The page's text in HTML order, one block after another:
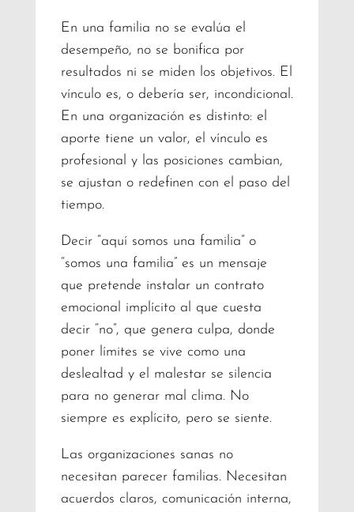
En una familia no se evalúa el
desempeño, no se bonifica por
resultados ni se miden los objetivos. El
vínculo es, o debería ser, incondicional.
En una organización es distinto: el
aporte tiene un valor, el vínculo es
profesional y las posiciones cambian,
se ajustan o redefinen con el paso del
tiempo.
Decir “aquí somos una familia” o
“somos una familia” es un mensaje
que pretende instalar un contrato
emocional implícito al que cuesta
decir “no”, que genera culpa, donde
poner límites se vive como una
deslealtad y el malestar se silencia
para no generar mal clima. No
siempre es explícito, pero se siente.
Las organizaciones sanas no
necesitan parecer familias. Necesitan
acuerdos claros, comunicación interna,